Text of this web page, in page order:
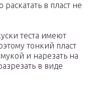
раскатать в пласт не
теста имеют
тонкий пласт
мукой и нарезать на
в виде